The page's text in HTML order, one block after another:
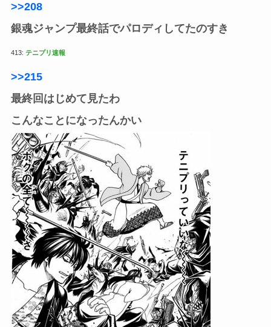
>>208
銀魂ジャンプ最終話でパロディしてたのすき
413: テニプリ速報
>>215
最終回はじめて見たわ
こんなことになったんかい